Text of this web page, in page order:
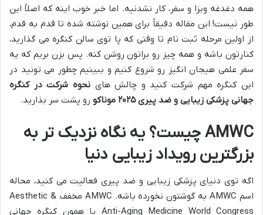
همه دغدغه ویزا و سفر، کار نشدنیه. اما خبر خوب اینه که اصلاً این
طور نیست! این مقاله دقیقاً برای همین نوشته شده تا قدم به قدم،
از اولین مرحله ثبت نام تا وقتی که پا توی سالن کنگره می گذارید،
کنارتون باشه و همه چیز رو براتون روشن کنه. پس بزن بریم که یه
سفر علمی هیجان انگیز رو شروع کنیم و ببینیم چطور می تونید در
این کنگره مهم شرکت کنید و چالش هاینحوه شرکت در کنگره
جهانی پزشکی زیبایی و ضد پیری ۲۰۲۵ موناکو
رو پشت سر بذارید.
AMWC چیست؟ یه نگاه نزدیک تر به
بزرگترین رویداد زیبایی دنیا
اگه توی دنیای پزشکی زیبایی و ضد پیری فعالیت می کنید، محاله
اسم AMWC به گوشتون نخورده باشه. AMWC مخفف Aesthetic &
Anti-Aging Medicine World Congress یا همون کنگره جهانی